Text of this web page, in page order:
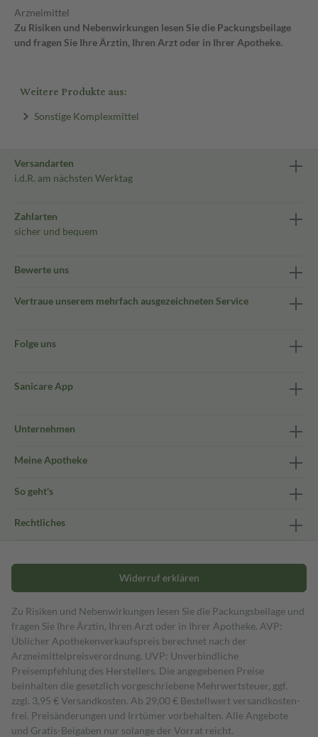
Arzneimittel
Zu Risiken und Nebenwirkungen lesen Sie die Packungsbeilage
und fragen Sie Ihre Ärztin, Ihren Arzt oder in Ihrer Apotheke.
Weitere Produkte aus:
Sonstige Komplexmittel
Versandarten
i.d.R. am nächsten Werktag
Zahlarten
sicher und bequem
Bewerte uns
Vertraue unserem mehrfach ausgezeichneten Service
Folge uns
Sanicare App
Unternehmen
Meine Apotheke
So geht's
Rechtliches
Widerruf erklären
Zu Risiken und Nebenwirkungen lesen Sie die Packungsbeilage und
fragen Sie Ihre Ärztin, Ihren Arzt oder in Ihrer Apotheke. AVP:
Üblicher Apothekenverkaufspreis berechnet nach der
Arzneimittelpreisverordnung. UVP: Unverbindliche
Preisempfehlung des Herstellers. Die angegebenen Preise
beinhalten die gesetzlich vorgeschriebene Mehrwertsteuer, ggf.
zzgl. 3,95 € Versandkosten. Ab 29,00 € Bestell­wert versand­kosten­
frei. Preisänderungen und Irrtümer vorbehalten. Alle Angebote
und Gratis-Beigaben nur solange der Vorrat reicht.